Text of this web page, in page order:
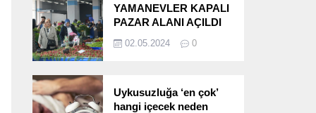
YAMANEVLER KAPALI
PAZAR ALANI AÇILDI
02.05.2024 0
Uykusuzluğa ‘en çok’
hangi içecek neden